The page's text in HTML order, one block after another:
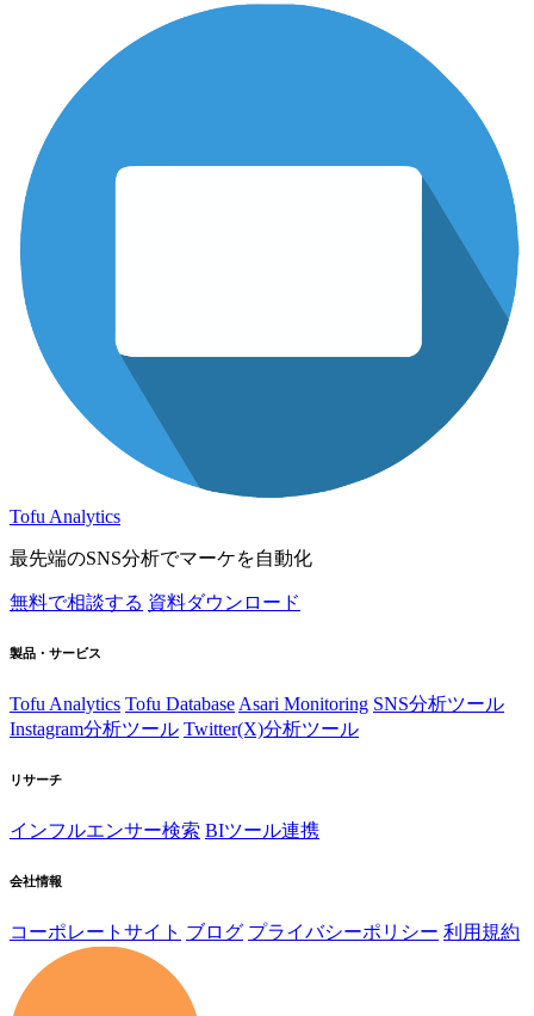
Tofu Analytics
最先端のSNS分析でマーケを自動化
無料で相談する 資料ダウンロード
製品・サービス
Tofu Analytics Tofu Database Asari Monitoring SNS分析ツール
Instagram分析ツール Twitter(X)分析ツール
リサーチ
インフルエンサー検索 BIツール連携
会社情報
コーポレートサイト ブログ プライバシーポリシー 利用規約